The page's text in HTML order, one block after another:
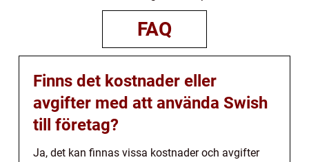
FAQ
Finns det kostnader eller
avgifter med att använda Swish
till företag?
Ja, det kan finnas vissa kostnader och avgifter